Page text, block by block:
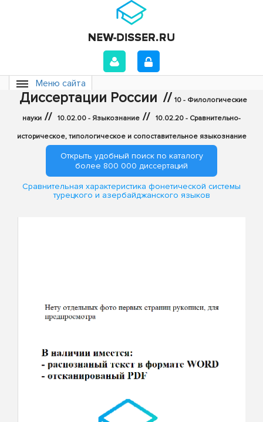
Меню сайта
Диссертации России // 10 - Филологические
науки // 10.02.00 - Языкознание // 10.02.20 - Сравнительно-
историческое, типологическое и сопоставительное языкознание
Открыть удобный поиск по каталогу
более 800 000 диссертаций
Сравнительная характеристика фонетической системы
турецкого и азербайджанского языков